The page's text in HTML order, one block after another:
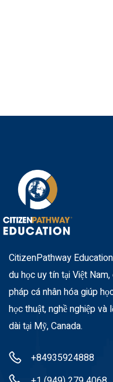
CitizenPathway
du học uy tín tại Việt
pháp cá nhân hóa giúp
học thuật, nghề nghiệp
dài tại Mỹ, Canada.
+84935924888